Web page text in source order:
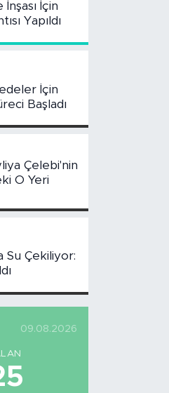
İçin
Yapıldı
İçin
Başladı
Çelebi'nin
O Yeri
Su Çekiliyor:
09.08.2026